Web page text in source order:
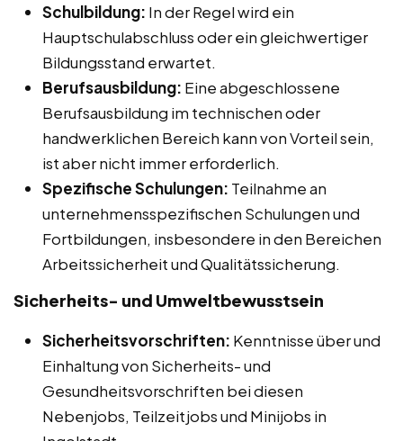
Schulbildung: In der Regel wird ein
Hauptschulabschluss oder ein gleichwertiger
Bildungsstand erwartet.
Berufsausbildung: Eine abgeschlossene
Berufsausbildung im technischen oder
handwerklichen Bereich kann von Vorteil sein,
ist aber nicht immer erforderlich.
Spezifische Schulungen: Teilnahme an
unternehmensspezifischen Schulungen und
Fortbildungen, insbesondere in den Bereichen
Arbeitssicherheit und Qualitätssicherung.
Sicherheits- und Umweltbewusstsein
Sicherheitsvorschriften: Kenntnisse über und
Einhaltung von Sicherheits- und
Gesundheitsvorschriften bei diesen
Nebenjobs, Teilzeitjobs und Minijobs in